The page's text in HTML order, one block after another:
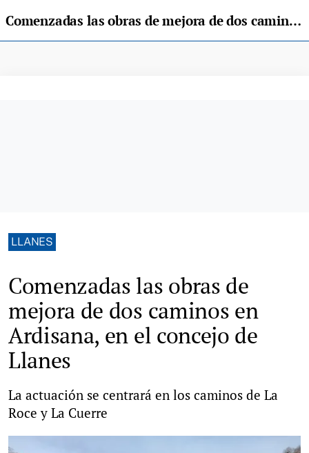
Comenzadas las obras de mejora de dos caminos en Ardisana, en el concejo de Llanes
LLANES
Comenzadas las obras de
mejora de dos caminos en
Ardisana, en el concejo de
Llanes
La actuación se centrará en los caminos de La
Roce y La Cuerre